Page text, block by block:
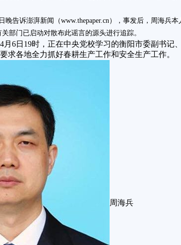
告诉澎湃新闻（www.thepaper.cn），事发后，周海兵本
部门已启动对散布此谣言的源头进行追踪。
日19时，正在中央党校学习的衡阳市委副书记
求各地全力抓好春耕生产工作和安全生产工作。
周海兵